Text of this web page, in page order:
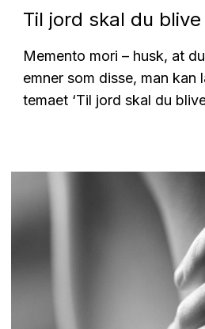
Til jord skal du blive
Memento mori – husk, at
emner som disse, man
temaet ‘Til jord skal du